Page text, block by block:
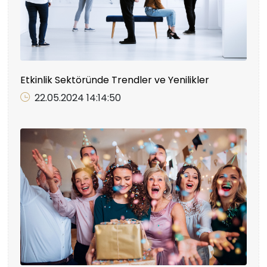
Etkinlik Sektöründe Trendler ve Yenilikler
22.05.2024 14:14:50